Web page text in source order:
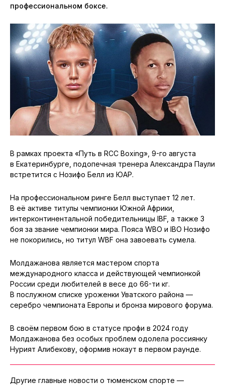
профессиональном боксе.
В рамках проекта «Путь в RCC Boxing», 9-го августа
в Екатеринбурге, подопечная тренера Александра Паули
встретится с Нозифо Белл из ЮАР.
На профессиональном ринге Белл выступает 12 лет.
В её активе титулы чемпионки Южной Африки,
интерконтинентальной победительницы IBF, а также 3
боя за звание чемпионки мира. Пояса WBO и IBO Нозифо
не покорились, но титул WBF она завоевать сумела.
Молдажанова является мастером спорта
международного класса и действующей чемпионкой
России среди любителей в весе до 66-ти кг.
В послужном списке уроженки Уватского района —
серебро чемпионата Европы и бронза мирового форума.
В своём первом бою в статусе профи в 2024 году
Молдажанова без особых проблем одолела россиянку
Нурият Алибекову, оформив нокаут в первом раунде.
Другие главные новости о тюменском спорте —